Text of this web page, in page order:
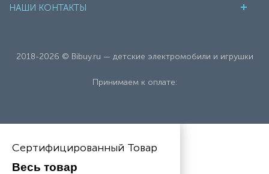
НАШИ КОНТАКТЫ
2018-2026 © Bibuy.ru — детские электромобили и игрушки
Принимаем к оплате:
Сертифицированный Товар
Весь товар